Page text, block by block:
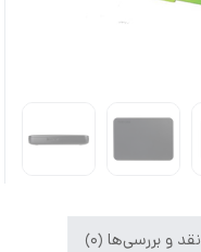
نقد و بررسی‌ها (0)